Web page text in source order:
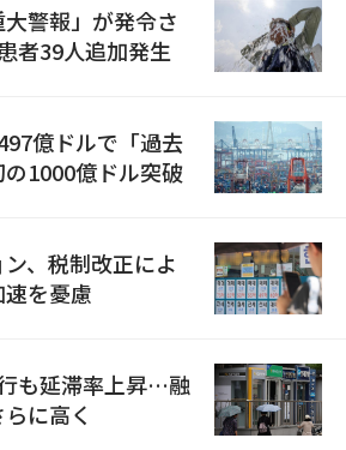
警報」が発令さ
者39人追加発生
億ドルで「過去
1000億ドル突破
、税制改正によ
を憂慮
も延滞率上昇…融
に高く